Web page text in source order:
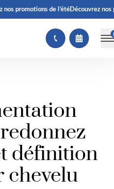
promotions de l’étéDécouvrez nos
(
définition
chevelu